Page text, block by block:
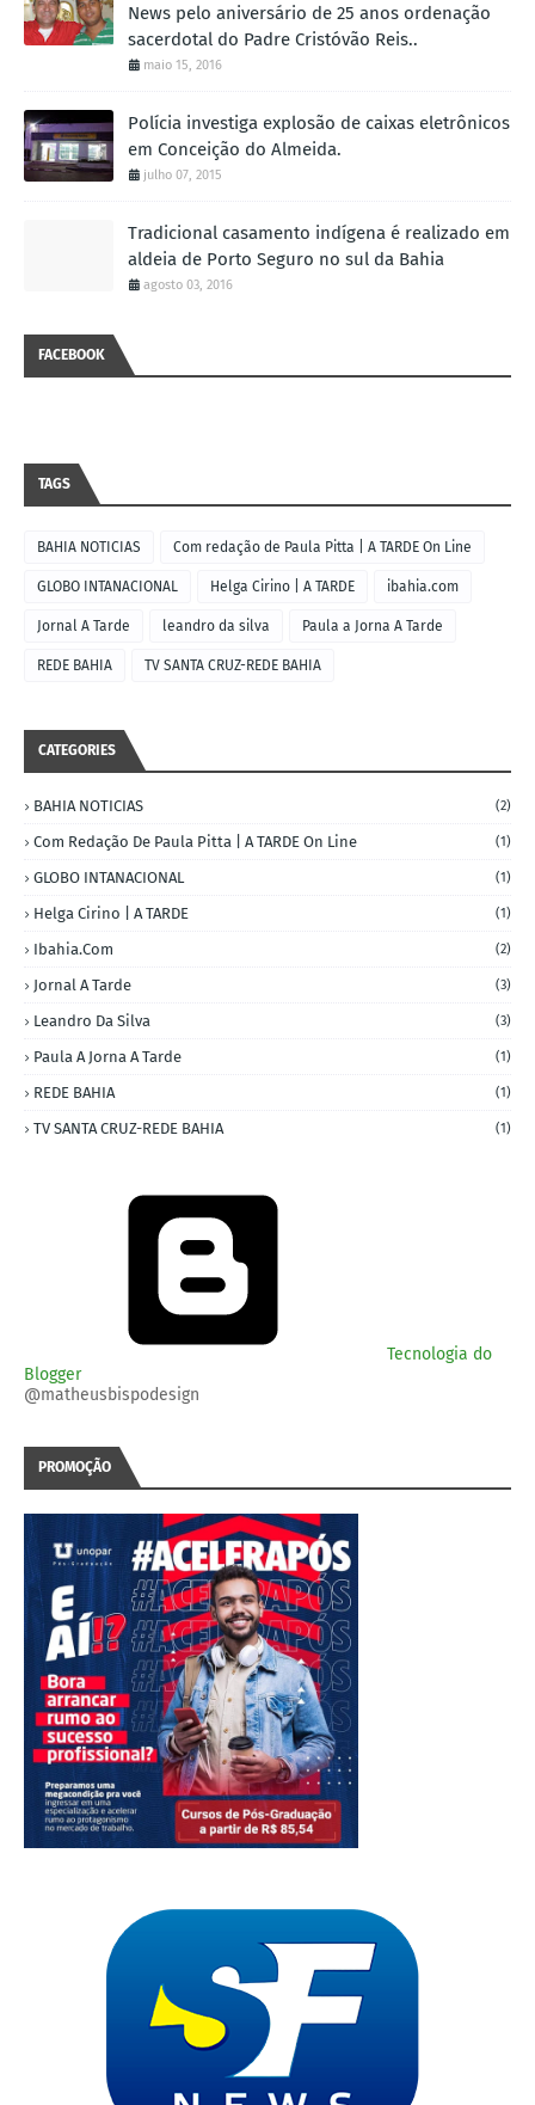
News pelo aniversário de 25 anos ordenação
sacerdotal do Padre Cristóvão Reis..
maio 15, 2016
Polícia investiga explosão de caixas eletrônicos
em Conceição do Almeida.
julho 07, 2015
Tradicional casamento indígena é realizado em
aldeia de Porto Seguro no sul da Bahia
agosto 03, 2016
FACEBOOK
TAGS
BAHIA NOTICIAS Com redação de Paula Pitta | A TARDE On Line
GLOBO INTANACIONAL Helga Cirino | A TARDE ibahia.com
Jornal A Tarde leandro da silva Paula a Jorna A Tarde
REDE BAHIA TV SANTA CRUZ-REDE BAHIA
CATEGORIES
BAHIA NOTICIAS (2)
Com Redação De Paula Pitta | A TARDE On Line (1)
GLOBO INTANACIONAL (1)
Helga Cirino | A TARDE (1)
Ibahia.com (2)
Jornal A Tarde (3)
Leandro Da Silva (3)
Paula A Jorna A Tarde (1)
REDE BAHIA (1)
TV SANTA CRUZ-REDE BAHIA (1)
Tecnologia do
Blogger
@matheusbispodesign
PROMOÇÃO